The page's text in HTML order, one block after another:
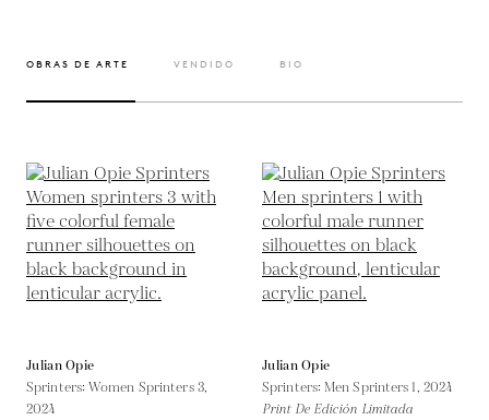
OBRAS DE ARTE VENDIDO BIO
Julian Opie
Sprinters: Women Sprinters 3,
2024
Julian Opie
Sprinters: Men Sprinters 1, 2024
Print De Edición Limitada